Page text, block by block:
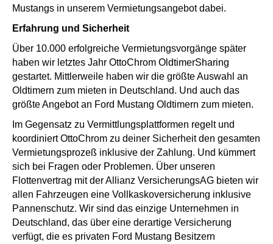
Mustangs in unserem Vermietungsangebot dabei.
Erfahrung und Sicherheit
Über 10.000 erfolgreiche Vermietungsvorgänge später
haben wir letztes Jahr OttoChrom OldtimerSharing
gestartet. Mittlerweile haben wir die größte Auswahl an
Oldtimern zum mieten in Deutschland. Und auch das
größte Angebot an Ford Mustang Oldtimern zum mieten.
Im Gegensatz zu Vermittlungsplattformen regelt und
koordiniert OttoChrom zu deiner Sicherheit den gesamten
Vermietungsprozeß inklusive der Zahlung. Und kümmert
sich bei Fragen oder Problemen. Über unseren
Flottenvertrag mit der Allianz VersicherungsAG bieten wir
allen Fahrzeugen eine Vollkaskoversicherung inklusive
Pannenschutz. Wir sind das einzige Unternehmen in
Deutschland, das über eine derartige Versicherung
verfügt, die es privaten Ford Mustang Besitzern